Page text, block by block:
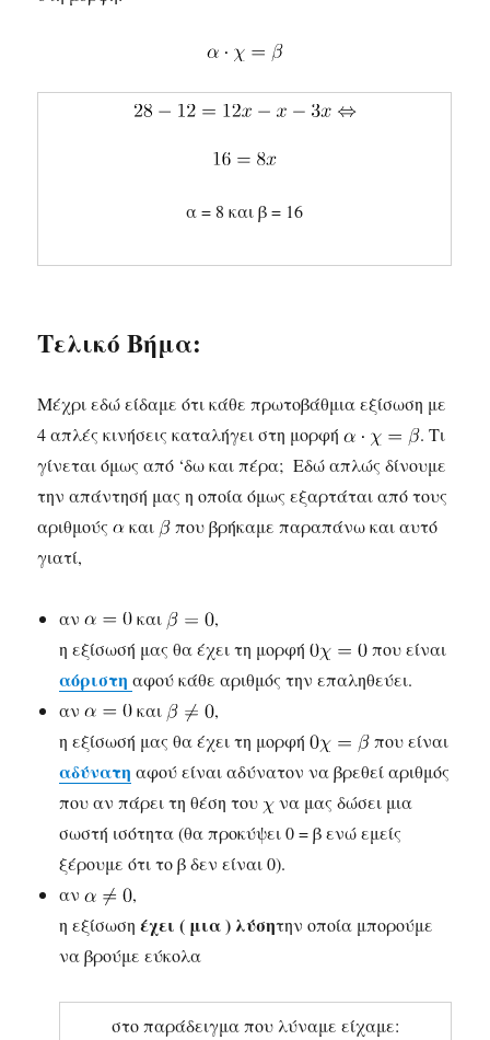
α = 8 και β = 16
Τελικό Βήμα:
Μέχρι εδώ είδαμε ότι κάθε πρωτοβάθμια εξίσωση με
4 απλές κινήσεις καταλήγει στη μορφή
. Τι
γίνεται όμως από ‘δω και πέρα; Εδώ απλώς δίνουμε
την απάντησή μας η οποία όμως εξαρτάται από τους
αριθμούς
και
που βρήκαμε παραπάνω και αυτό
γιατί,
αν και
,
η εξίσωσή μας θα έχει τη μορφή
που είναι
αόριστηαφού κάθε αριθμός την επαληθεύει.
αν
και
,
η εξίσωσή μας θα έχει τη μορφή
που είναι
αδύνατη αφού είναι αδύνατον να βρεθεί αριθμός
που αν πάρει τη θέση του
να μας δώσει μια
σωστή ισότητα (θα προκύψει 0 = β ενώ εμείς
ξέρουμε ότι το β δεν είναι 0).
αν
,
η εξίσωσηέχει ( μια ) λύσητην οποία μπορούμε
να βρούμε εύκολα
στο παράδειγμα που λύναμε είχαμε: